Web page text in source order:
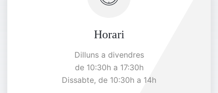
Horari
Dilluns a divendres
de 10:30h a 17:30h
Dissabte, de 10:30h a 14h